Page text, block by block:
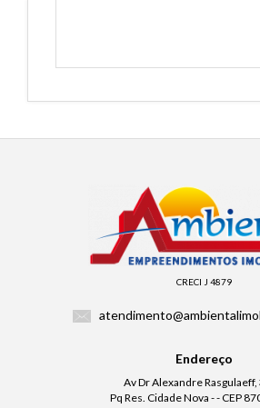
CRECI J 4879
Endereço
Av Dr Alexandre
Pq Res. Cidade Nova - - CEP